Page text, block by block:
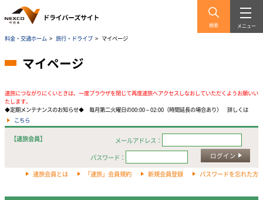
検索 メニュー
料金・交通ホーム > 旅行・ドライブ > マイページ
マイページ
速旅につながりにくいときは、一度ブラウザを閉じて再度速旅へアクセスしなおしていただくようお願いい
たします。
◆定期メンテナンスのお知らせ◆ 毎月第二火曜日の00:00～02:00（時間延長の場合あり） 詳しくは
こちら
【速旅会員】
メールアドレス：
パスワード：
ログイン
速旅会員とは 「速旅」会員規約 新規会員登録 パスワードを忘れた方